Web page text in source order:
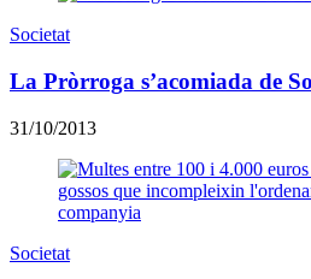
Societat
La Pròrroga s’acomiada de
31/10/2013
Societat